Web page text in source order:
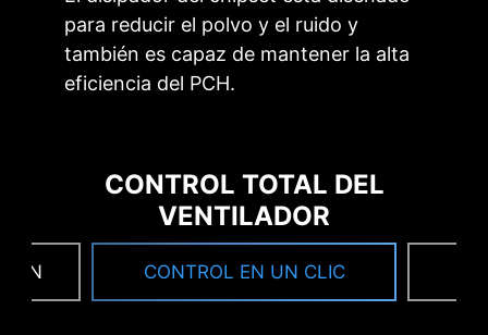
para reducir el polvo y el ruido y
también es capaz de mantener la alta
eficiencia del PCH.
CONTROL TOTAL DEL
VENTILADOR
FAN CONTROL EN UN CLIC